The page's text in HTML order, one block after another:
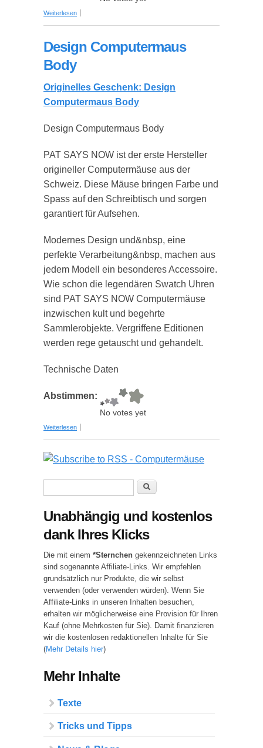
Weiterlesen über Design Computermaus Chilli
Design Computermaus
Body
Originelles Geschenk: Design
Computermaus Body
Design Computermaus Body
PAT SAYS NOW ist der erste Hersteller
origineller Computermäuse aus der
Schweiz. Diese Mäuse bringen Farbe und
Spass auf den Schreibtisch und sorgen
garantiert für Aufsehen.
Modernes Design und&nbsp, eine
perfekte Verarbeitung&nbsp, machen aus
jedem Modell ein besonderes Accessoire.
Wie schon die legendären Swatch Uhren
sind PAT SAYS NOW Computermäuse
inzwischen kult und begehrte
Sammlerobjekte. Vergriffene Editionen
werden rege getauscht und gehandelt.
Technische Daten
Abstimmen:
No votes yet
Weiterlesen über Design Computermaus Body
Suche
Unabhängig und kostenlos
dank Ihres Klicks
Die mit einem *Sternchen gekennzeichneten Links
sind sogenannte Affiliate-Links. Wir empfehlen
grundsätzlich nur Produkte, die wir selbst
verwenden (oder verwenden würden). Wenn Sie
Affiliate-Links in unseren Inhalten besuchen,
erhalten wir möglicherweise eine Provision für Ihren
Kauf (ohne Mehrkosten für Sie). Damit finanzieren
wir die kostenlosen redaktionellen Inhalte für Sie
(Mehr Details hier)
Mehr Inhalte
Texte
Tricks und Tipps